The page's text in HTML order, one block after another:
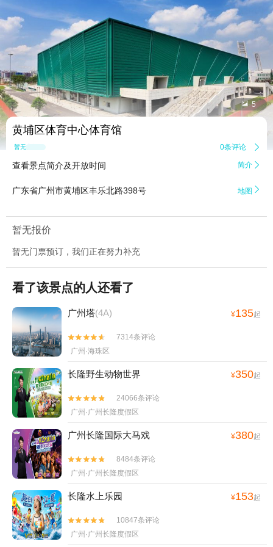
 5
黄埔区体育中心体育馆
暂无点评 0条评论 
查看景点简介及开放时间 简介 
广东省广州市黄埔区丰乐北路398号 地图 
暂无报价
暂无门票预订，我们正在努力补充
看了该景点的人还看了
广州塔(4A) ¥135起


7314条评论
广州·海珠区
长隆野生动物世界 ¥350起


24066条评论
广州·广州长隆度假区
广州长隆国际大马戏 ¥380起


8484条评论
广州·广州长隆度假区
长隆水上乐园 ¥153起


10847条评论
广州·广州长隆度假区
